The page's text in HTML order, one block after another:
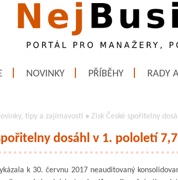
NOVINKY PŘÍBĚHY RADY
tipy a zajímavosti » Zisk České spořitelny
dosáhl v 1. pololetí
k 30. červnu 2017 neauditovaný